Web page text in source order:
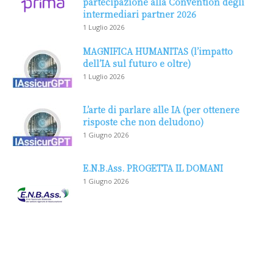
intermediari partner 2026
1 Luglio 2026
MAGNIFICA HUMANITAS (l’impatto
dell’IA sul futuro e oltre)
1 Luglio 2026
L’arte di parlare alle IA (per ottenere
risposte che non deludono)
1 Giugno 2026
E.N.B.Ass. PROGETTA IL DOMANI
1 Giugno 2026